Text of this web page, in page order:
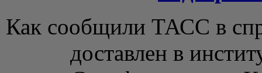
Как сообщили ТАСС в
доставлен в